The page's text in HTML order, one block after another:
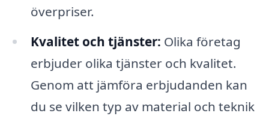
överpriser.
Kvalitet och tjänster: Olika företag
erbjuder olika tjänster och kvalitet.
Genom att jämföra erbjudanden kan
du se vilken typ av material och teknik